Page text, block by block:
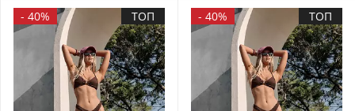
- 40% ТОП - 40% ТОП